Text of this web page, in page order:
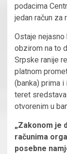
podacima
jedan račun za
Ostaje nejasno
obzirom na to
Srpske ranije
platnom
(banka) prima i
teret
otvorenim u
„Zakonom je
računima
posebne